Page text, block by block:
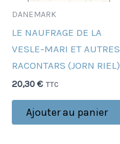
DANEMARK
LE NAUFRAGE DE LA
VESLE-MARI ET AUTRES
RACONTARS (JORN RIEL)
20,30 € TTC
Ajouter au panier